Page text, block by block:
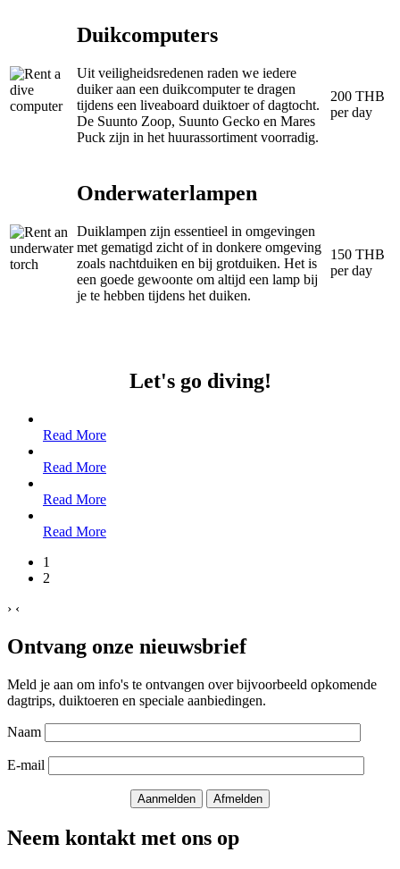
Duikcomputers
Uit veiligheidsredenen raden we iedere
duiker aan een duikcomputer te dragen
tijdens een liveaboard duiktoer of dagtocht.
De Suunto Zoop, Suunto Gecko en Mares
Puck zijn in het huurassortiment voorradig.
200 THB
per day
Onderwaterlampen
Duiklampen zijn essentieel in omgevingen
met gematigd zicht of in donkere omgeving
zoals nachtduiken en bij grotduiken. Het is
een goede gewoonte om altijd een lamp bij
je te hebben tijdens het duiken.
150 THB
per day
Let's go diving!
Read More
Read More
Read More
Read More
1
2
› ‹
Ontvang onze nieuwsbrief
Meld je aan om info's te ontvangen over bijvoorbeeld opkomende
dagtrips, duiktoeren en speciale aanbiedingen.
Naam
E-mail
Neem kontakt met ons op